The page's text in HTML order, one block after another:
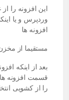
این افزونه را
وردپرس و یا
افزونه ها
مستقیما از
بعد از اینکه
را از کشویی